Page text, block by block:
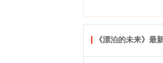
《漂泊的未来》最